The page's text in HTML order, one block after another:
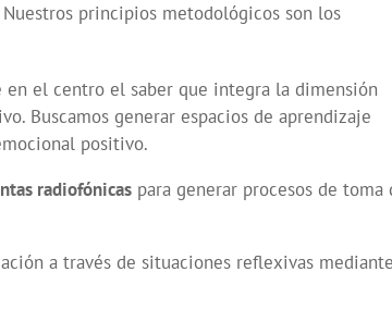
principios metodológicos son los
el centro el saber que integra la dimensión
Buscamos generar espacios de aprendizaje
positivo.
radiofónicaspara generar procesos de toma
a través de situaciones reflexivas mediante